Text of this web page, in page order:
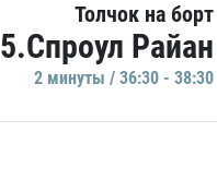
Толчок на борт
5.Спроул Райан
2 минуты / 36:30 - 38:30